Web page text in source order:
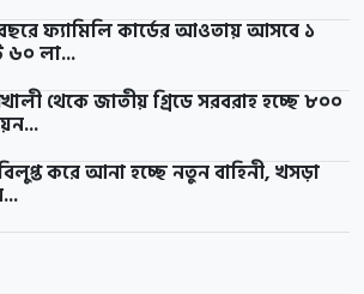
বছরে ফ্যামিলি কার্ডের আওতায় আসবে ১
৬০ লা...
থেকে জাতীয় গ্রিডে সরবরাহ হচ্ছে ৮০০
করে আনা হচ্ছে নতুন বাহিনী, খসড়া